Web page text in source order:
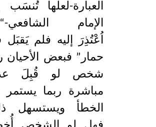
العبارة-لعلها تُنسَب
الإمام الشافعي-
اُعْتُذِرَ إليه فلم يَقبَل
حمار” فبعض الأحيان
شخص لو قُبِلَ
مباشرة ربما
الخطأ ويستسهل